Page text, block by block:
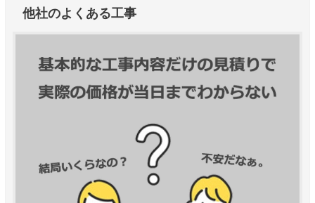
他社のよくある工事